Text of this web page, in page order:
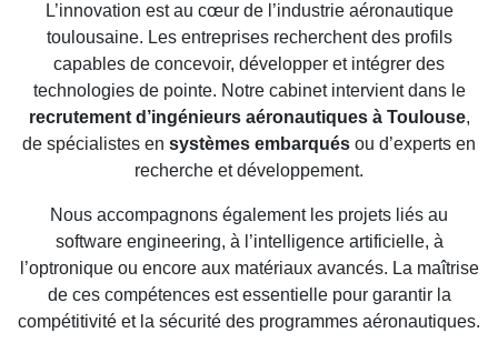
L’innovation est au cœur de l’industrie aéronautique
toulousaine. Les entreprises recherchent des profils
capables de concevoir, développer et intégrer des
technologies de pointe. Notre cabinet intervient dans le
recrutement d’ingénieurs aéronautiques à Toulouse,
de spécialistes en systèmes embarqués ou d’experts en
recherche et développement.
Nous accompagnons également les projets liés au
software engineering, à l’intelligence artificielle, à
l’optronique ou encore aux matériaux avancés. La maîtrise
de ces compétences est essentielle pour garantir la
compétitivité et la sécurité des programmes aéronautiques.